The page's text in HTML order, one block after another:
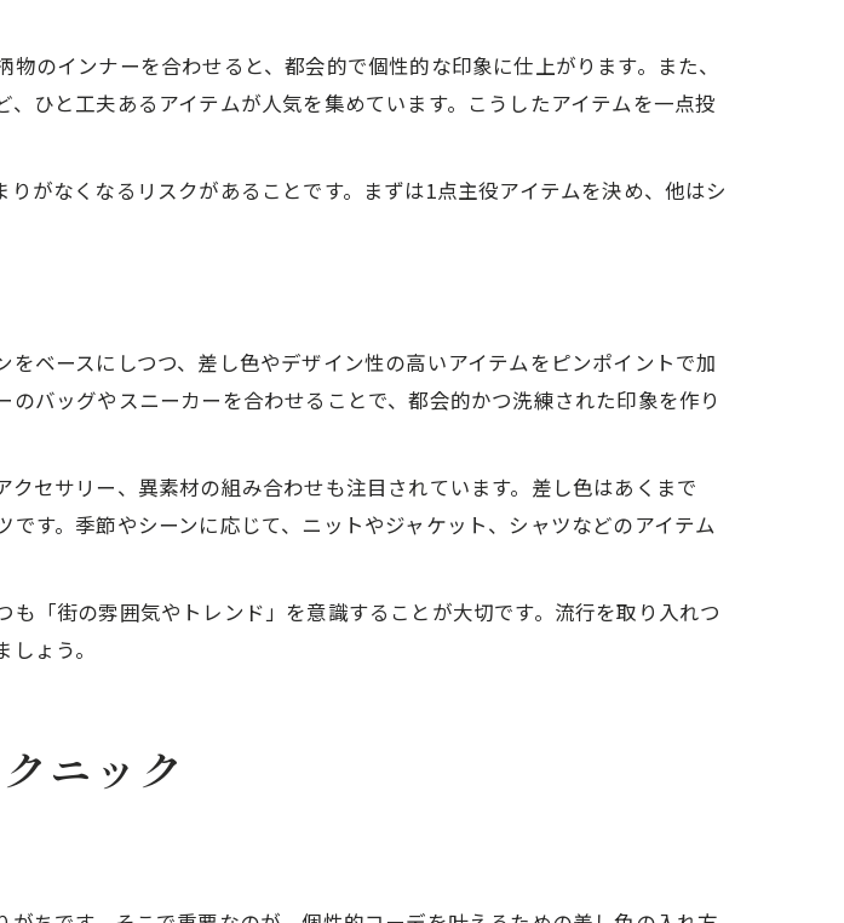
のインナーを合わせると、都会的で個性的な印象に仕上がります。また、
ひと工夫あるアイテムが人気を集めています。こうしたアイテムを一点投
がなくなるリスクがあることです。まずは1点主役アイテムを決め、他はシ
ベースにしつつ、差し色やデザイン性の高いアイテムをピンポイントで加
バッグやスニーカーを合わせることで、都会的かつ洗練された印象を作り
セサリー、異素材の組み合わせも注目されています。差し色はあくまで
す。季節やシーンに応じて、ニットやジャケット、シャツなどのアイテム
「街の雰囲気やトレンド」を意識することが大切です。流行を取り入れつ
ょう。
ニック